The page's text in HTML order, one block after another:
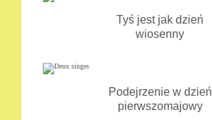
Tyś jest jak dzień
wiosenny
Podejrzenie w dzień
pierwszomajowy